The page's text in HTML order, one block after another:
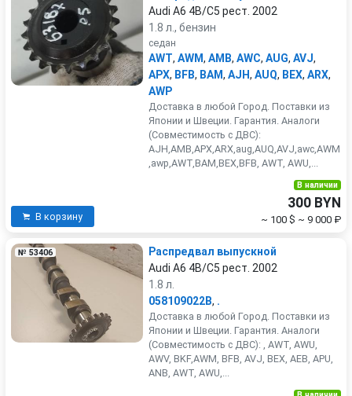
Audi A6 4B/C5 рест. 2002
1.8 л., бензин
седан
AWT, AWM, AMB, AWC, AUG, AVJ,
APX, BFB, BAM, AJH, AUQ, BEX, ARX,
AWP
Доставка в любой Город. Поставки из
Японии и Швеции. Гарантия. Аналоги
(Совместимость с ДВС):
AJH,AMB,APX,ARX,aug,AUQ,AVJ,awc,AWM
,awp,AWT,BAM,BEX,BFB, AWT, AWU,...
В корзину
В наличии
300 BYN
~ 100 $ ~ 9 000 ₽
№ 53406
Распредвал выпускной
Audi A6 4B/C5 рест. 2002
1.8 л.
058109022B, .
Доставка в любой Город. Поставки из
Японии и Швеции. Гарантия. Аналоги
(Совместимость с ДВС): , AWT, AWU,
AWV, BKF,AWM, BFB, AVJ, BEX, AEB, APU,
ANB, AWT, AWU,...